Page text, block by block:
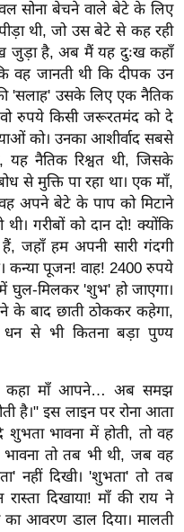
सोना बेचने वाले बेटे के लिए
थी, जो उस बेटे से कह रही
जुड़ा है, अब मैं यह दुःख कहाँ
वह जानती थी कि दीपक उन
'सलाह' उसके लिए एक नैतिक
रुपये किसी जरूरतमंद को दे
को। उनका आशीर्वाद सबसे
यह नैतिक रिश्वत थी, जिसके
से मुक्ति पा रहा था। एक माँ,
अपने बेटे के पाप को मिटाने
गरीबों को दान दो! क्योंकि
जहाँ हम अपनी सारी गंदगी
पूजन! वाह! 2400 रुपये
में घुल-मिलकर 'शुभ' हो जाएगा।
के बाद छाती ठोककर कहेगा,
से भी कितना बड़ा पुण्य
कहा माँ आपने… अब समझ
है।" इस लाइन पर रोना आता
भावना में होती, तो वह
भावना तो तब भी थी, जब वह
नहीं दिखी। 'शुभता' तो तब
दिखाया! माँ की राय ने
का आवरण डाल दिया। मालती